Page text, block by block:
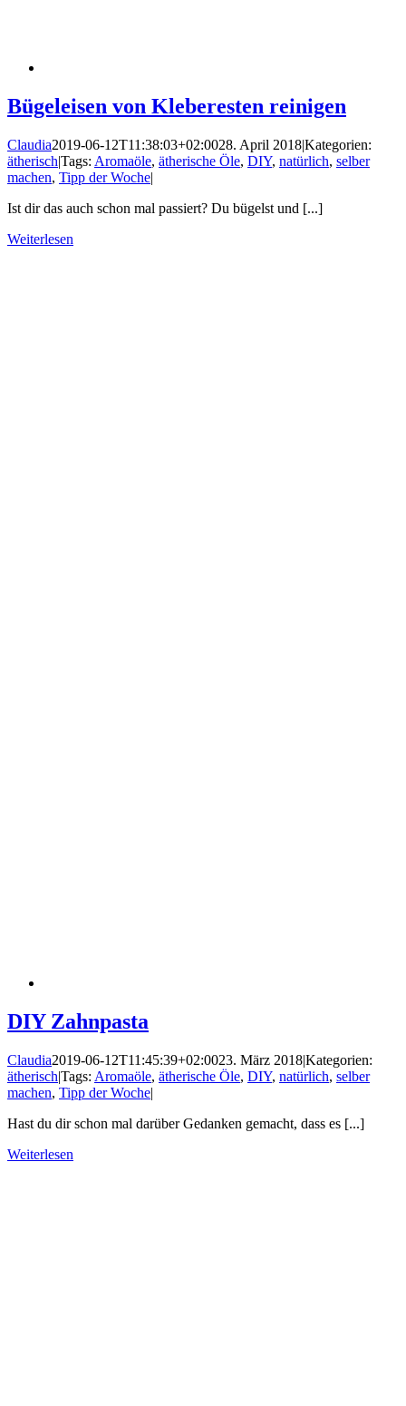
Bügeleisen von Kleberesten reinigen
Claudia2019-06-12T11:38:03+02:0028. April 2018|Kategorien:
ätherisch|Tags: Aromaöle, ätherische Öle, DIY, natürlich, selber
machen, Tipp der Woche|
Ist dir das auch schon mal passiert? Du bügelst und [...]
Weiterlesen
DIY Zahnpasta
Claudia2019-06-12T11:45:39+02:0023. März 2018|Kategorien:
ätherisch|Tags: Aromaöle, ätherische Öle, DIY, natürlich, selber
machen, Tipp der Woche|
Hast du dir schon mal darüber Gedanken gemacht, dass es [...]
Weiterlesen